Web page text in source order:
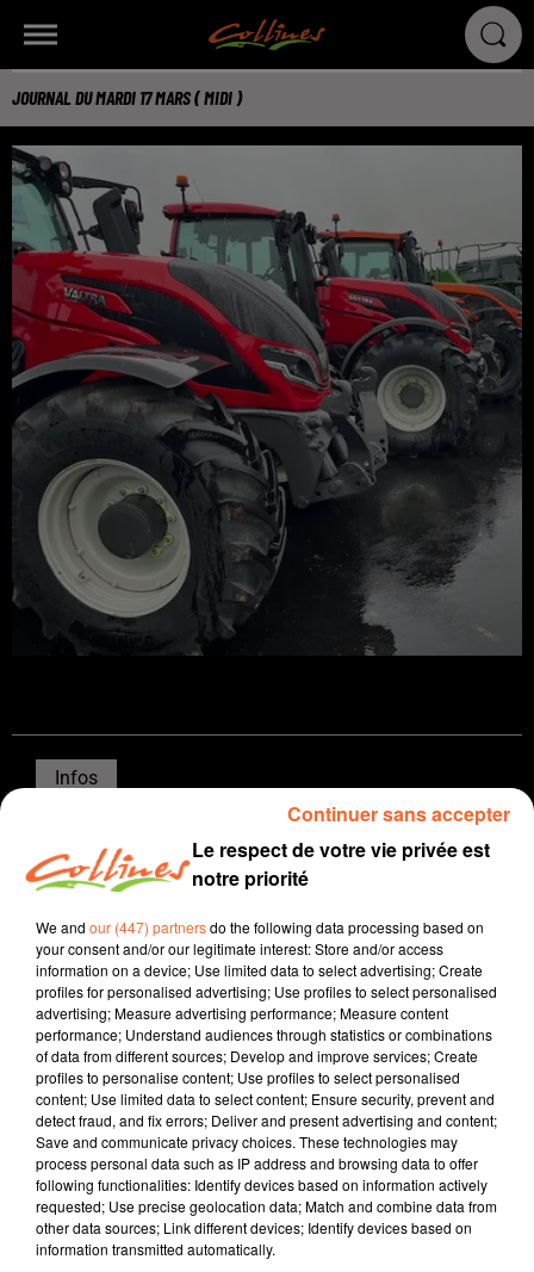
JOURNAL DU MARDI 17 MARS ( MIDI )
Infos
JOURNAL DU MARDI 17 MARS ( MIDI )
Patrice Bémanangy
L'info près de chez vous
Retour ce mardi sur le premier tour des élections
municipales avec notamment l'éventuel recours qui
pourrait être déposé à Saint-Varent, l'élection de
justesse de Stéphane Baudry à St Maixent ou encore
ce duel à Boismé facilement remporté par Joël
Micheneau.
La société Allin-Agri poursuit son maillage avec une
nouvelle agence à Brsesuire inaugurée en fin de
semaine dernière ( photo ).
" Poule pour Tous " vous propose d'élever vos propres
Le respect de votre vie privée est
notre priorité
We and our (447) partnersdo the following data processing based on
your consent and/or our legitimate interest: Store and/or access
information on a device; Use limited data to select advertising; Create
profiles for personalised advertising; Use profiles to select personalised
advertising; Measure advertising performance; Measure content
performance; Understand audiences through statistics or combinations
of data from different sources; Develop and improve services; Create
profiles to personalise content; Use profiles to select personalised
content; Use limited data to select content; Ensure security, prevent and
detect fraud, and fix errors; Deliver and present advertising and content;
Save and communicate privacy choices. These technologies may
process personal data such as IP address and browsing data to offer
following functionalities: Identify devices based on information actively
requested; Use precise geolocation data; Match and combine data from
other data sources; Link different devices; Identify devices based on
information transmitted automatically.
Continuer sans accepter